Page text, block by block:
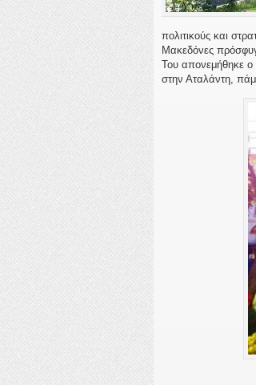
πολιτικούς και
Μακεδόνες
Του απονεμήθηκε ο
στην Αταλάντη,